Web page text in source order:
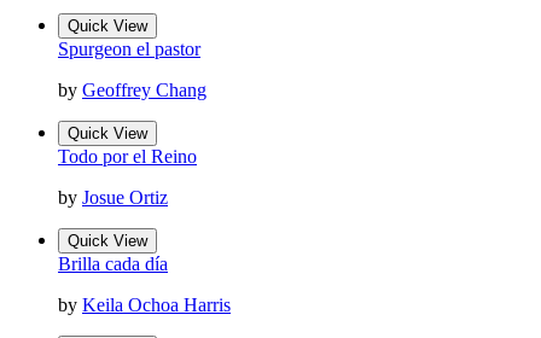
Quick View
Spurgeon el pastor
by Geoffrey Chang
Quick View
Todo por el Reino
by Josue Ortiz
Quick View
Brilla cada día
by Keila Ochoa Harris